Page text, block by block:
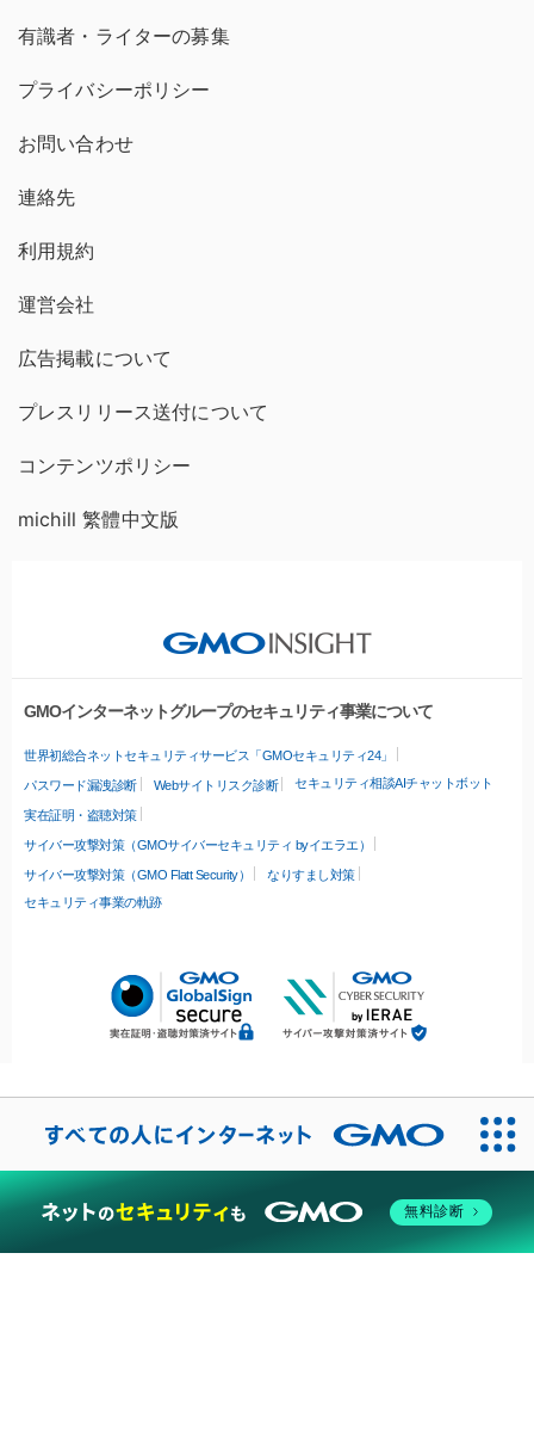
有識者・ライターの募集
プライバシーポリシー
お問い合わせ
連絡先
利用規約
運営会社
広告掲載について
プレスリリース送付について
コンテンツポリシー
michill 繁體中文版
GMOインターネットグループのセキュリティ事業について
世界初総合ネットセキュリティサービス「GMOセキュリティ24」
パスワード漏洩診断 Webサイトリスク診断 セキュリティ相談AIチャットボット
実在証明・盗聴対策
サイバー攻撃対策（GMOサイバーセキュリティ byイエラエ）
サイバー攻撃対策（GMO Flatt Security）
なりすまし対策
セキュリティ事業の軌跡
無料診断